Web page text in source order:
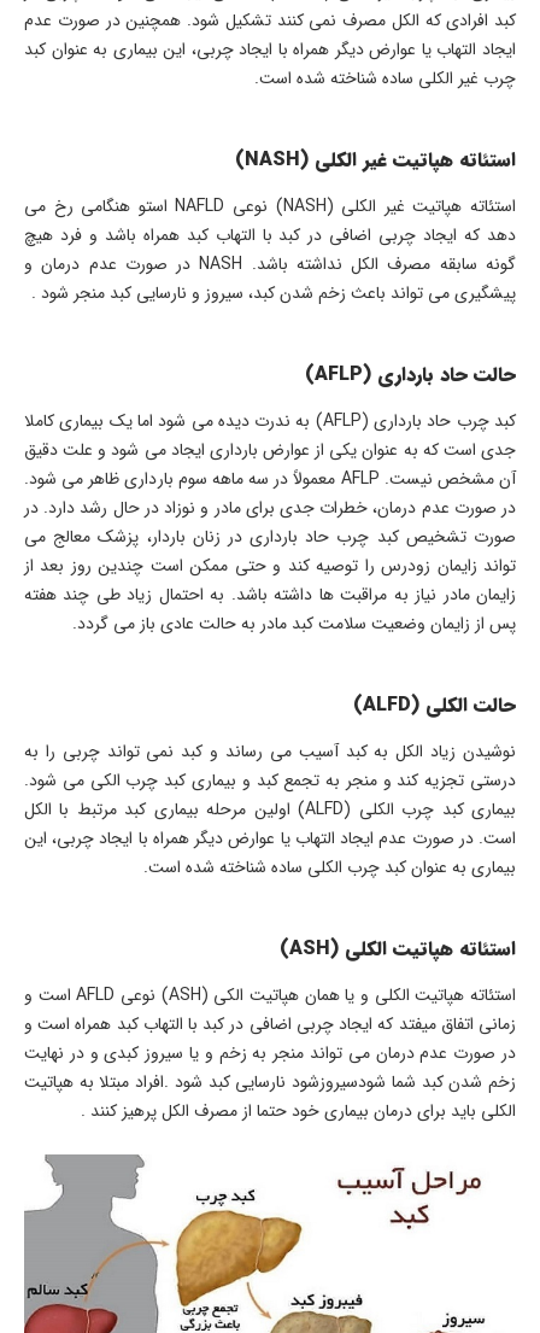
کبد افرادی که الکل مصرف نمی کنند تشکیل شود. همچنین در صورت عدم
ایجاد التهاب یا عوارض دیگر همراه با ایجاد چربی، این بیماری به عنوان کبد
چرب غیر الکلی ساده شناخته شده است.
استئاته هپاتیت غیر الکلی (NASH)
استئاته هپاتیت غیر الکلی (NASH) نوعی NAFLD استو هنگامی رخ می
دهد که ایجاد چربی اضافی در کبد با التهاب کبد همراه باشد و فرد هیچ
گونه سابقه مصرف الکل نداشته باشد. NASH در صورت عدم درمان و
پیشگیری می تواند باعث زخم شدن کبد، سیروز و نارسایی کبد منجر شود .
حالت حاد بارداری (AFLP)
کبد چرب حاد بارداری (AFLP) به ندرت دیده می شود اما یک بیماری کاملا
جدی است که به عنوان یکی از عوارض بارداری ایجاد می شود و علت دقیق
آن مشخص نیست. AFLP معمولاً در سه ماهه سوم بارداری ظاهر می شود.
در صورت عدم درمان، خطرات جدی برای مادر و نوزاد در حال رشد دارد. در
صورت تشخیص کبد چرب حاد بارداری در زنان باردار، پزشک معالج می
تواند زایمان زودرس را توصیه کند و حتی ممکن است چندین روز بعد از
زایمان مادر نیاز به مراقبت ها داشته باشد. به احتمال زیاد طی چند هفته
پس از زایمان وضعیت سلامت کبد مادر به حالت عادی باز می گردد.
حالت الکلی (ALFD)
نوشیدن زیاد الکل به کبد آسیب می رساند و کبد نمی تواند چربی را به
درستی تجزیه کند و منجر به تجمع کبد و بیماری کبد چرب الکی می شود.
بیماری کبد چرب الکلی (ALFD) اولین مرحله بیماری کبد مرتبط با الکل
است. در صورت عدم ایجاد التهاب یا عوارض دیگر همراه با ایجاد چربی، این
بیماری به عنوان کبد چرب الکلی ساده شناخته شده است.
استئاته هپاتیت الکلی (ASH)
استئاته هپاتیت الکلی و یا همان هپاتیت الکی (ASH) نوعی AFLD است و
زمانی اتفاق میفتد که ایجاد چربی اضافی در کبد با التهاب کبد همراه است و
در صورت عدم درمان می تواند منجر به زخم و یا سیروز کبدی و در نهایت
زخم شدن کبد شما شودسیروزشود نارسایی کبد شود .افراد مبتلا به هپاتیت
الکلی باید برای درمان بیماری خود حتما از مصرف الکل پرهیز کنند .